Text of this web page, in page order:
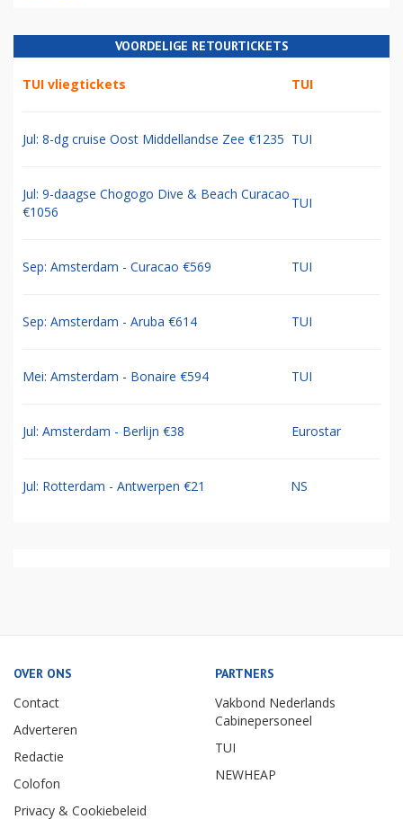
VOORDELIGE RETOURTICKETS
TUI vliegtickets TUI
Jul: 8-dg cruise Oost Middellandse Zee €1235 TUI
Jul: 9-daagse Chogogo Dive & Beach Curacao
€1056
TUI
Sep: Amsterdam - Curacao €569 TUI
Sep: Amsterdam - Aruba €614 TUI
Mei: Amsterdam - Bonaire €594 TUI
Jul: Amsterdam - Berlijn €38 Eurostar
Jul: Rotterdam - Antwerpen €21 NS
OVER ONS
Contact
Adverteren
Redactie
Colofon
Privacy & Cookiebeleid
PARTNERS
Vakbond Nederlands
Cabinepersoneel
TUI
NEWHEAP